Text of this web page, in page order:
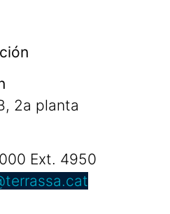
2a planta
Ext. 4950